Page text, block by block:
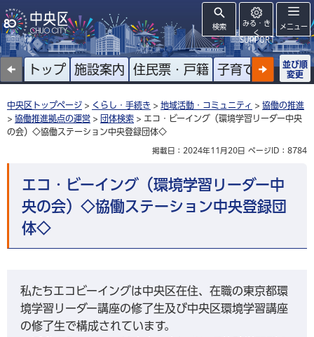
検索
みる・き
く
SUPPORT
メニュー
トップ 施設案内 住民票・戸籍 子育て 高齢者
並び順
変更
中央区トップページ > くらし・手続き > 地域活動・コミュニティ > 協働の推進
> 協働推進拠点の運営 > 団体検索 > エコ・ビーイング（環境学習リーダー中央
の会）◇協働ステーション中央登録団体◇
掲載日：2024年11月20日 ページID：8784
エコ・ビーイング（環境学習リーダー中
央の会）◇協働ステーション中央登録団
体◇
私たちエコビーイングは中央区在住、在職の東京都環
境学習リーダー講座の修了生及び中央区環境学習講座
の修了生で構成されています。